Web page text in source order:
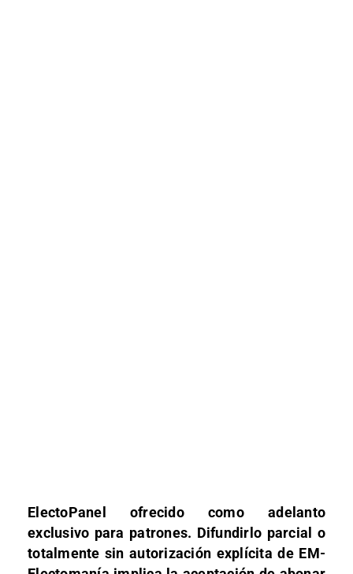
ElectoPanel ofrecido como adelanto
exclusivo para patrones. Difundirlo parcial o
totalmente sin autorización explícita de EM-